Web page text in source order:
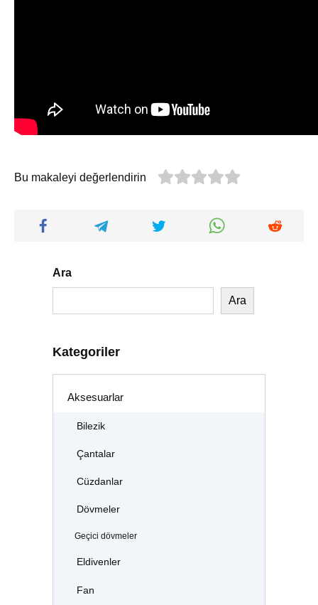
Bu makaleyi değerlendirin
Ara
Ara
Kategoriler
Aksesuarlar
Bilezik
Çantalar
Cüzdanlar
Dövmeler
Geçici dövmeler
Eldivenler
Fan